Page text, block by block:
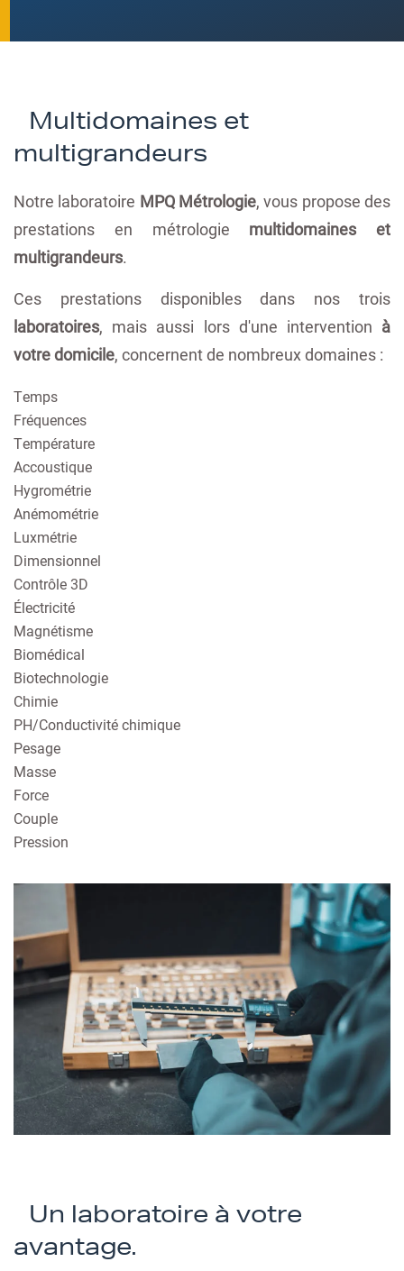
Multidomaines et
multigrandeurs
Notre laboratoire MPQ Métrologie, vous propose des
prestations en métrologie multidomaines et
multigrandeurs.
Ces prestations disponibles dans nos trois
laboratoires, mais aussi lors d'une intervention à
votre domicile, concernent de nombreux domaines :
Temps
Fréquences
Température
Accoustique
Hygrométrie
Anémométrie
Luxmétrie
Dimensionnel
Contrôle 3D
Électricité
Magnétisme
Biomédical
Biotechnologie
Chimie
PH/Conductivité chimique
Pesage
Masse
Force
Couple
Pression
Un laboratoire à votre
avantage.